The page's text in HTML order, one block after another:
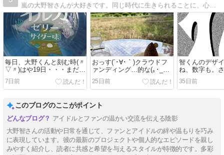
嵐の大野智さんが大好きです。同じ時代に生きられることに、心から感謝しています(*´ー｀*)
毎日、大野くんと刻む時(〃
▽〃)はや19日・・・まだ
19日？しあわせ増幅中～♪
7日前
おっす(´･∀･｀)クラウドフ
ァンディング…的な(｡･_･｡)
みんなで作る『大野智の島
「さと島』
25日前
智くんのデザ
ね、数字も。
ンまで、あと
ぐ あと9日！
35日前
このブログのここがポイント
アイドルとファンの温かい交流を伝える陰影
大野智さんの活動や日常を通じて、ファンとアイドルの絆や温もりを巧み
に表現しています。彼の最新のプロジェクトや個人的なエピソードを親し
みやすく紹介し、読者に共感と希望を与えるスタイルが特徴的です。多彩